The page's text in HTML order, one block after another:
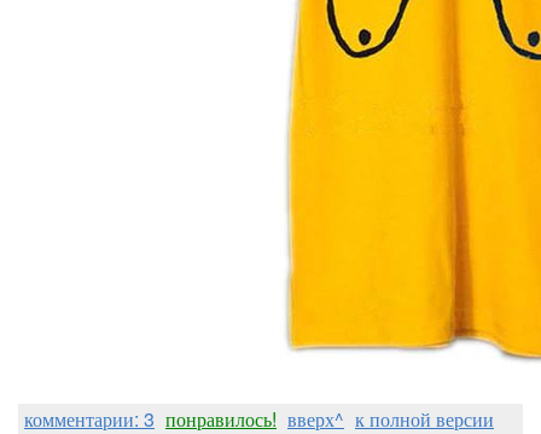
комментарии: 3 понравилось! вверх^ к полной версии